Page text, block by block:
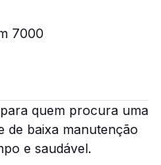
7000
quem procura uma
de baixa manutenção
e saudável.